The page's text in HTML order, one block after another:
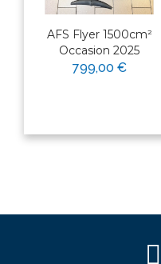
AFS Flyer 1500cm²
Occasion 2025
799,00 €